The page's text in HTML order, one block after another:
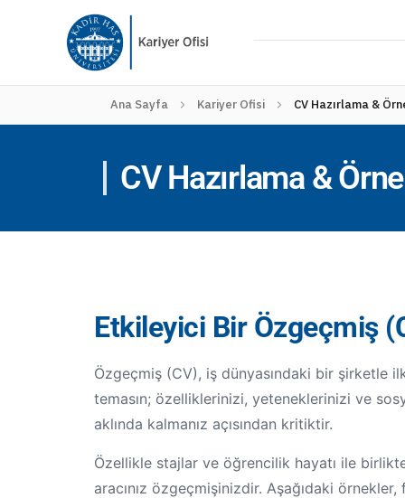
Ana Sayfa Kariyer Ofisi CV Hazırlama &
CV Hazırlama &
Etkileyici Bir Özgeçmiş
Özgeçmiş (CV), iş dünyasındaki bir şirketle
temasın; özelliklerinizi, yeteneklerinizi ve
aklında kalmanız açısından kritiktir.
Özellikle stajlar ve öğrencilik hayatı ile
aracınız özgeçmişinizdir. Aşağıdaki